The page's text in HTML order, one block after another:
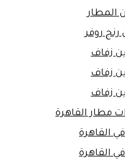
المطار
رنج روفر
زفاف
زفاف
زفاف
مطار القاهرة
القاهرة
القاهرة